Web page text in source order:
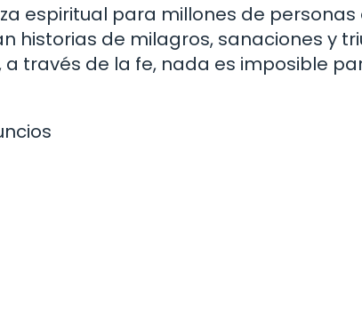
espiritual para millones de personas
historias de milagros, sanaciones y
través de la fe, nada es imposible